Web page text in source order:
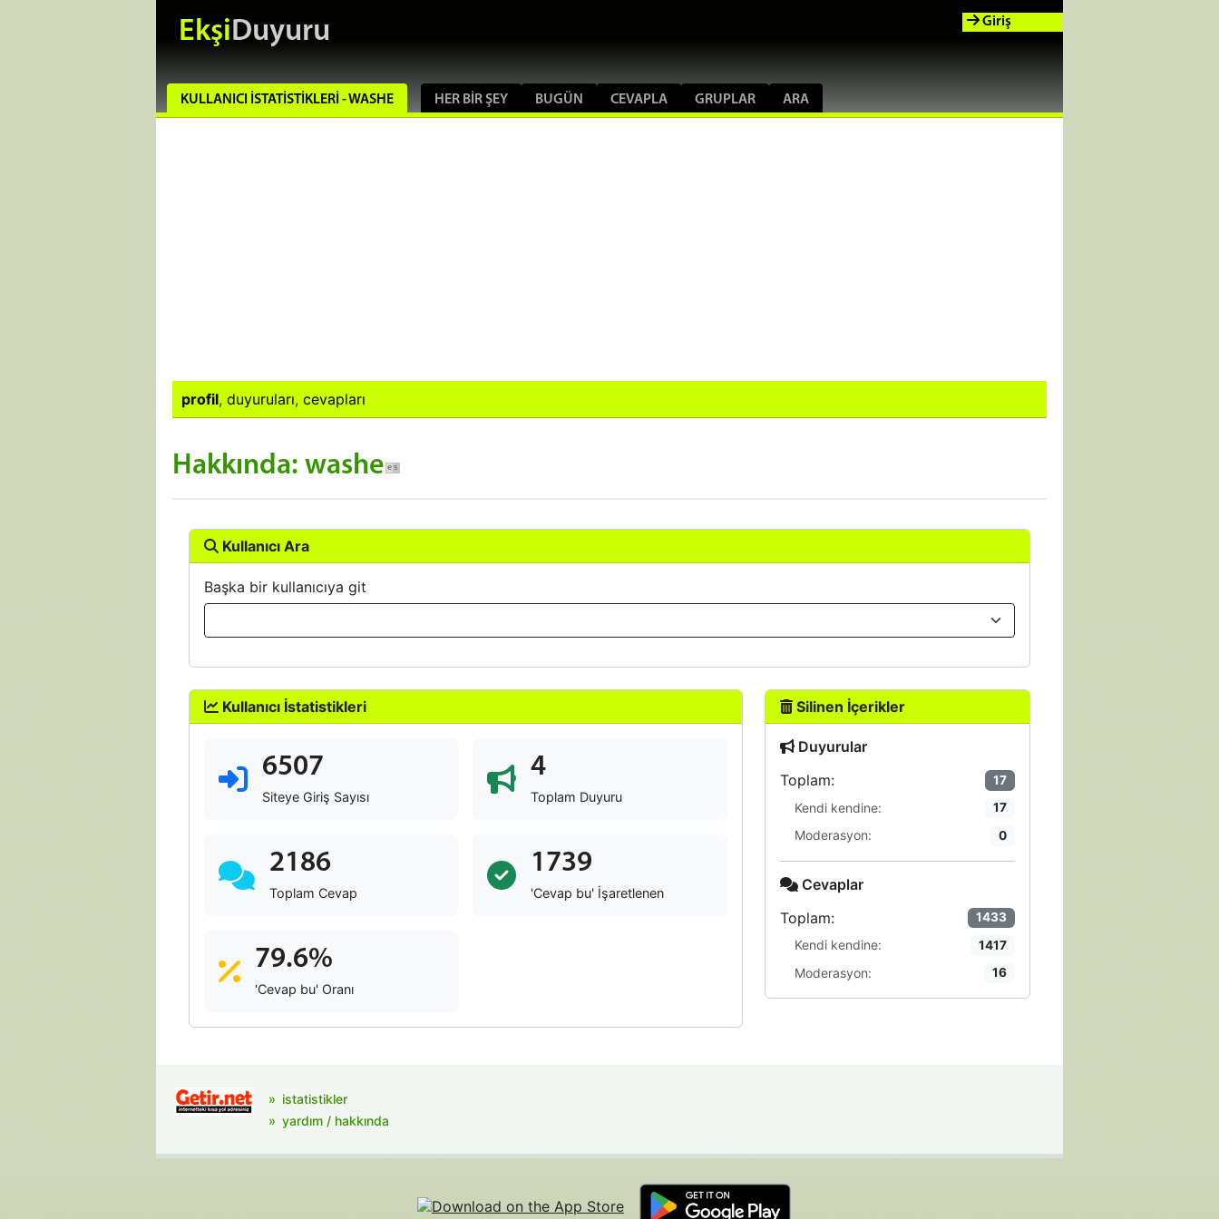
EkşiDuyuru
KULLANICI İSTATISTIKLERI - WASHE HER BIR ŞEY BUGÜN CEVAPLA GRUPLAR ARA
Giriş
profil, duyuruları, cevapları
Hakkında: washe
Kullanıcı Ara
Başka bir kullanıcıya git
Kullanıcı İstatistikleri
6507
Siteye Giriş Sayısı
4
Toplam Duyuru
2186
Toplam Cevap
1739
'Cevap bu' İşaretlenen
79.6%
'Cevap bu' Oranı
Silinen İçerikler
Duyurular
Toplam:
17
Kendi kendine: 17
Moderasyon: 0
Cevaplar
Toplam:
1433
Kendi kendine: 1417
Moderasyon: 16
istatistikler
yardım / hakkında